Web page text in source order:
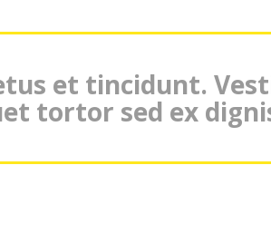
et tincidunt.
tortor sed ex